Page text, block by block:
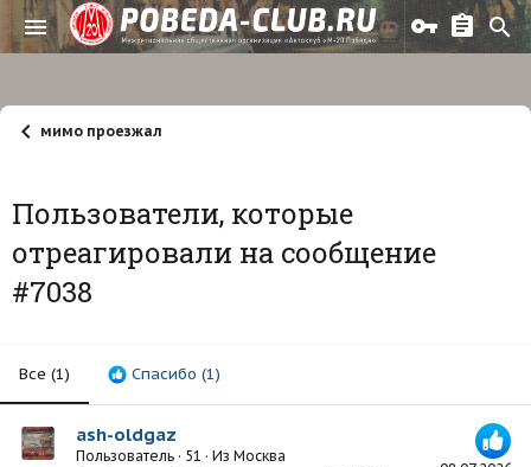
мимо проезжал
Пользователи, которые
отреагировали на сообщение
#7038
Все (1) Спасибо (1)
ash-oldgaz
Пользователь · 51 · Из Москва